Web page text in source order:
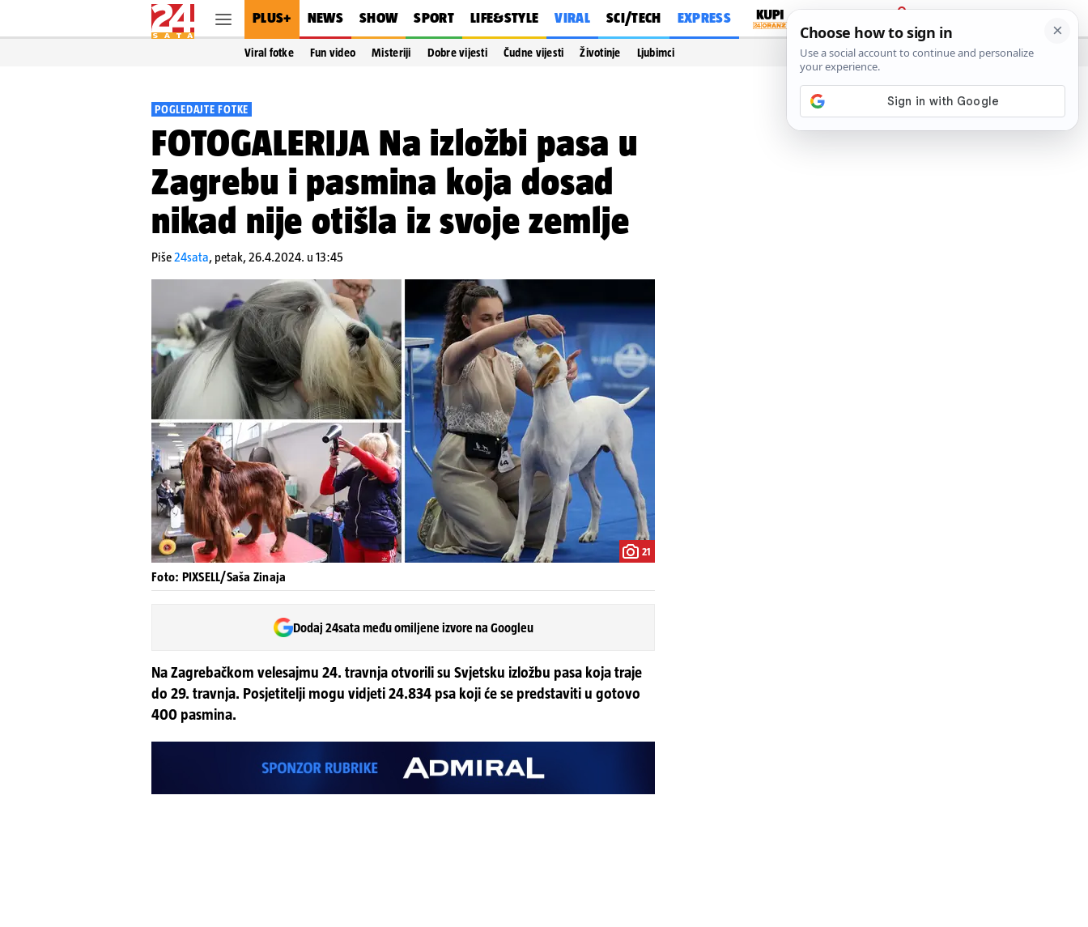
PLUS+ NEWS SHOW SPORT LIFE&STYLE VIRAL SCI/TECH EXPRESS
PRIJAVA
Viral fotke Fun video Misteriji Dobre vijesti Čudne vijesti Životinje Ljubimci
POGLEDAJTE FOTKE
FOTOGALERIJA Na izložbi pasa u
Zagrebu i pasmina koja dosad
nikad nije otišla iz svoje zemlje
Piše24sata, petak, 26.4.2024. u 13:45
21
Foto: PIXSELL/Saša Zinaja
Dodaj 24sata među omiljene izvore na Googleu
Na Zagrebačkom velesajmu 24. travnja otvorili su Svjetsku izložbu pasa koja traje
do 29. travnja. Posjetitelji mogu vidjeti 24.834 psa koji će se predstaviti u gotovo
400 pasmina.